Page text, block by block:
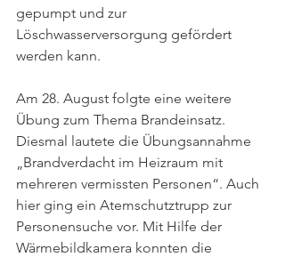
gepumpt und zur
Löschwasserversorgung gefördert
werden kann.
Am 28. August folgte eine weitere
Übung zum Thema Brandeinsatz.
Diesmal lautete die Übungsannahme
„Brandverdacht im Heizraum mit
mehreren vermissten Personen“. Auch
hier ging ein Atemschutztrupp zur
Personensuche vor. Mit Hilfe der
Wärmebildkamera konnten die